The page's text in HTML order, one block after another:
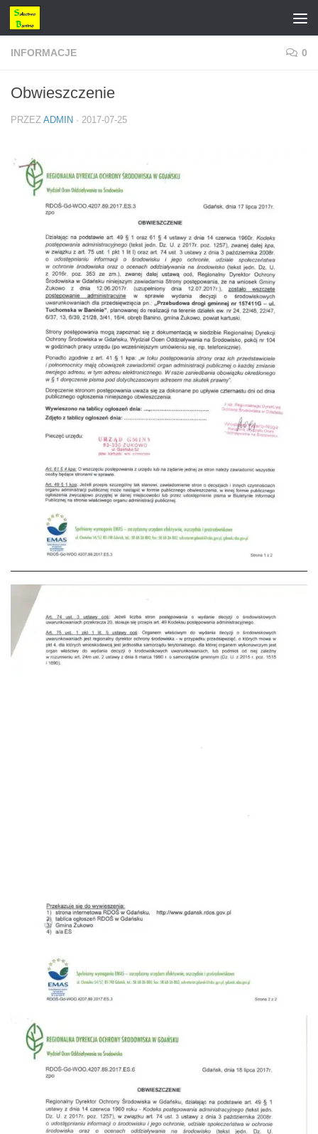
Przejdź do treści
INFORMACJE 0
Obwieszczenie
PRZEZ ADMIN · 2017-07-25